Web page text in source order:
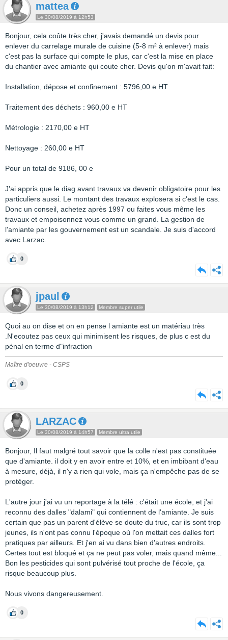
mattea
Le 30/08/2019 à 12h53
Bonjour, cela coûte très cher, j'avais demandé un devis pour
enlever du carrelage murale de cuisine (5-8 m² à enlever) mais
c'est pas la surface qui compte le plus, car c'est la mise en place
du chantier avec amiante qui coute cher. Devis qu'on m'avait fait:
Installation, dépose et confinement : 5796,00 e HT
Traitement des déchets : 960,00 e HT
Métrologie : 2170,00 e HT
Nettoyage : 260,00 e HT
Pour un total de 9186, 00 e
J'ai appris que le diag avant travaux va devenir obligatoire pour les
particuliers aussi. Le montant des travaux explosera si c'est le cas.
Donc un conseil, achetez après 1997 ou faites vous même les
travaux et empoisonnez vous comme un grand. La gestion de
l'amiante par les gouvernement est un scandale. Je suis d'accord
avec Larzac.
0
jpaul
Le 30/08/2019 à 13h12 Membre super utile
Quoi au on dise et on en pense l amiante est un matériau très
.N'ecoutez pas ceux qui minimisent les risques, de plus c est du
pénal en terme d"infraction
Maître d'oeuvre - CSPS
0
LARZAC
Le 30/08/2019 à 14h57 Membre ultra utile
Bonjour, Il faut malgré tout savoir que la colle n'est pas constituée
que d'amiante. il doit y en avoir entre et 10%, et en imbibant d'eau
à mesure, déjà, il n'y a rien qui vole, mais ça n'empêche pas de se
protéger.
L'autre jour j'ai vu un reportage à la télé : c'était une école, et j'ai
reconnu des dalles "dalami" qui contiennent de l'amiante. Je suis
certain que pas un parent d'élève se doute du truc, car ils sont trop
jeunes, ils n'ont pas connu l'époque où l'on mettait ces dalles fort
pratiques par ailleurs. Et j'en ai vu dans bien d'autres endroits.
Certes tout est bloqué et ça ne peut pas voler, mais quand même...
Bon les pesticides qui sont pulvérisé tout proche de l'école, ça
risque beaucoup plus.
Nous vivons dangereusement.
0